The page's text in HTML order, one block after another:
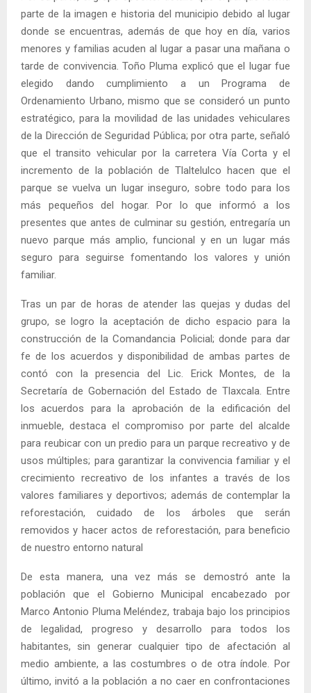
parte de la imagen e historia del municipio debido al lugar
donde se encuentras, además de que hoy en día, varios
menores y familias acuden al lugar a pasar una mañana o
tarde de convivencia. Toño Pluma explicó que el lugar fue
elegido dando cumplimiento a un Programa de
Ordenamiento Urbano, mismo que se consideró un punto
estratégico, para la movilidad de las unidades vehiculares
de la Dirección de Seguridad Pública; por otra parte, señaló
que el transito vehicular por la carretera Vía Corta y el
incremento de la población de Tlaltelulco hacen que el
parque se vuelva un lugar inseguro, sobre todo para los
más pequeños del hogar. Por lo que informó a los
presentes que antes de culminar su gestión, entregaría un
nuevo parque más amplio, funcional y en un lugar más
seguro para seguirse fomentando los valores y unión
familiar.
Tras un par de horas de atender las quejas y dudas del
grupo, se logro la aceptación de dicho espacio para la
construcción de la Comandancia Policial; donde para dar
fe de los acuerdos y disponibilidad de ambas partes de
contó con la presencia del Lic. Erick Montes, de la
Secretaría de Gobernación del Estado de Tlaxcala. Entre
los acuerdos para la aprobación de la edificación del
inmueble, destaca el compromiso por parte del alcalde
para reubicar con un predio para un parque recreativo y de
usos múltiples; para garantizar la convivencia familiar y el
crecimiento recreativo de los infantes a través de los
valores familiares y deportivos; además de contemplar la
reforestación, cuidado de los árboles que serán
removidos y hacer actos de reforestación, para beneficio
de nuestro entorno natural
De esta manera, una vez más se demostró ante la
población que el Gobierno Municipal encabezado por
Marco Antonio Pluma Meléndez, trabaja bajo los principios
de legalidad, progreso y desarrollo para todos los
habitantes, sin generar cualquier tipo de afectación al
medio ambiente, a las costumbres o de otra índole. Por
último, invitó a la población a no caer en confrontaciones